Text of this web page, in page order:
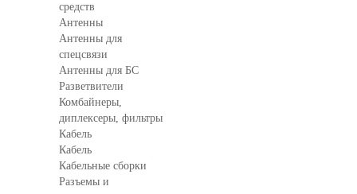
средств
Антенны
Антенны для
спецсвязи
Антенны для БС
Разветвители
Комбайнеры,
диплексеры, фильтры
Кабель
Кабель
Кабельные сборки
Разъемы и